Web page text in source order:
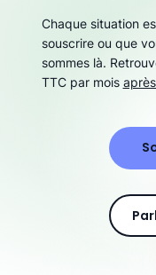
Chaque situation
souscrire ou que
sommes là.
TTC par mois